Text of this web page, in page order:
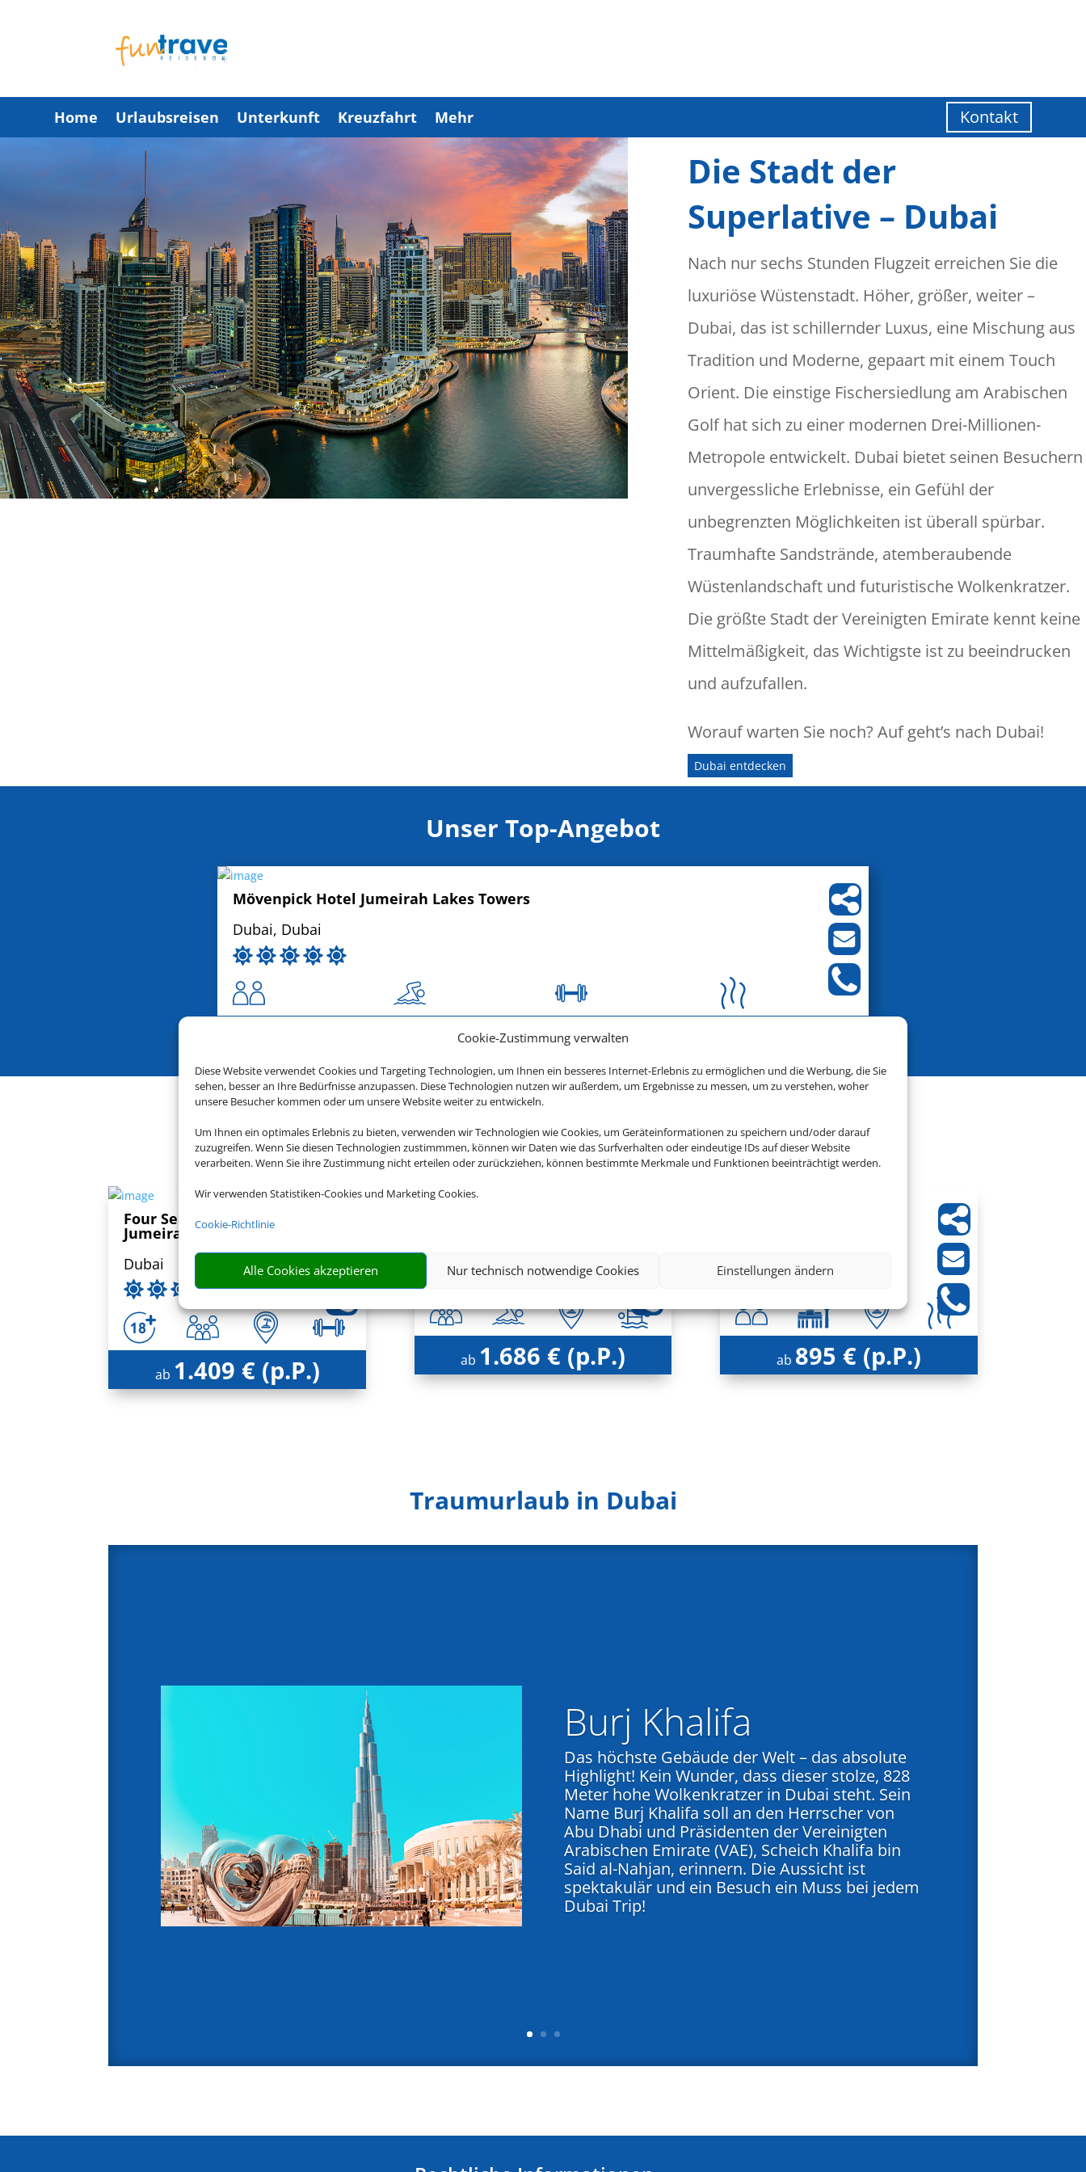
Cookie-Zustimmung verwalten
Diese Website verwendet Cookies und Targeting Technologien, um Ihnen ein besseres Internet-Erlebnis zu ermöglichen und die Werbung, die Sie
sehen, besser an Ihre Bedürfnisse anzupassen. Diese Technologien nutzen wir außerdem, um Ergebnisse zu messen, um zu verstehen, woher
unsere Besucher kommen oder um unsere Website weiter zu entwickeln.
Um Ihnen ein optimales Erlebnis zu bieten, verwenden wir Technologien wie Cookies, um Geräteinformationen zu speichern und/oder darauf
zuzugreifen. Wenn Sie diesen Technologien zustimmmen, können wir Daten wie das Surfverhalten oder eindeutige IDs auf dieser Website
verarbeiten. Wenn Sie ihre Zustimmung nicht erteilen oder zurückziehen, können bestimmte Merkmale und Funktionen beeinträchtigt werden.
Wir verwenden Statistiken-Cookies und Marketing Cookies.
Cookie-Richtlinie
Alle Cookies akzeptieren Nur technisch notwendige Cookies Einstellungen ändern
Home Urlaubsreisen Unterkunft Kreuzfahrt Mehr Kontakt
Die Stadt der
Superlative – Dubai
Nach nur sechs Stunden Flugzeit erreichen Sie die
luxuriöse Wüstenstadt. Höher, größer, weiter –
Dubai, das ist schillernder Luxus, eine Mischung aus
Tradition und Moderne, gepaart mit einem Touch
Orient. Die einstige Fischersiedlung am Arabischen
Golf hat sich zu einer modernen Drei-Millionen-
Metropole entwickelt. Dubai bietet seinen Besuchern
unvergessliche Erlebnisse, ein Gefühl der
unbegrenzten Möglichkeiten ist überall spürbar.
Traumhafte Sandstrände, atemberaubende
Wüstenlandschaft und futuristische Wolkenkratzer.
Die größte Stadt der Vereinigten Emirate kennt keine
Mittelmäßigkeit, das Wichtigste ist zu beeindrucken
und aufzufallen.
Worauf warten Sie noch? Auf geht’s nach Dubai!
Dubai entdecken
Unser Top-Angebot
Mövenpick Hotel Jumeirah Lakes Towers
Dubai, Dubai
ab 770 € (p.P.)
Buchen Sie jetzt Ihren Urlaub in Dubai
Four Seasons Resort Dubai at
Jumeirah Beach
Dubai
ab 1.409 € (p.P.) ab 1.686 € (p.P.) ab 895 € (p.P.)
Traumurlaub in Dubai
Burj Khalifa
Das höchste Gebäude der Welt – das absolute
Highlight! Kein Wunder, dass dieser stolze, 828
Meter hohe Wolkenkratzer in Dubai steht. Sein
Name Burj Khalifa soll an den Herrscher von
Abu Dhabi und Präsidenten der Vereinigten
Arabischen Emirate (VAE), Scheich Khalifa bin
Said al-Nahjan, erinnern. Die Aussicht ist
spektakulär und ein Besuch ein Muss bei jedem
Dubai Trip!